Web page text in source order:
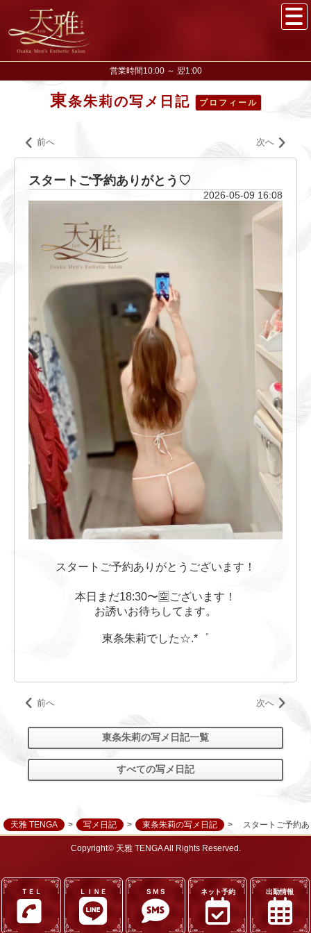
ＴＥＬ ＬＩＮＥ ＳＭＳ ネット予約 出勤情報
営業時間10:00 ～ 翌1:00
東条朱莉の写メ日記 プロフィール
前へ 次へ
スタートご予約ありがとう♡
2026-05-09 16:08
スタートご予約ありがとうございます！
本日まだ18:30〜🈳ございます！
お誘いお待ちしてます。
東条朱莉でした☆.*゜
前へ 次へ
東条朱莉の写メ日記一覧
すべての写メ日記
天雅 TENGA 写メ日記 東条朱莉の写メ日記 スタートご予約
Copyright© 天雅 TENGA All Rights Reserved.